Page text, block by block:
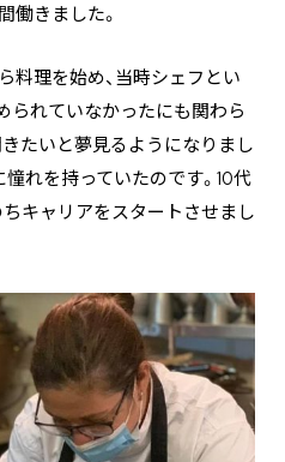
働きました。
料理を始め、当時シェフとい
られていなかったにも関わら
たいと夢見るようになりまし
れを持っていたのです。10代
キャリアをスタートさせまし